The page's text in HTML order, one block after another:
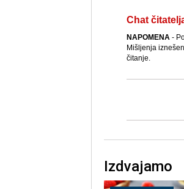
Chat
NAPOMENA-
Mišljenja
čitanje.
Izdvajamo